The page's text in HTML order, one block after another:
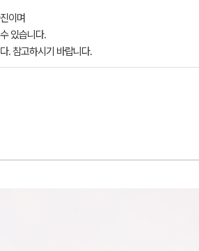
이며
있습니다.
. 참고하시기 바랍니다.